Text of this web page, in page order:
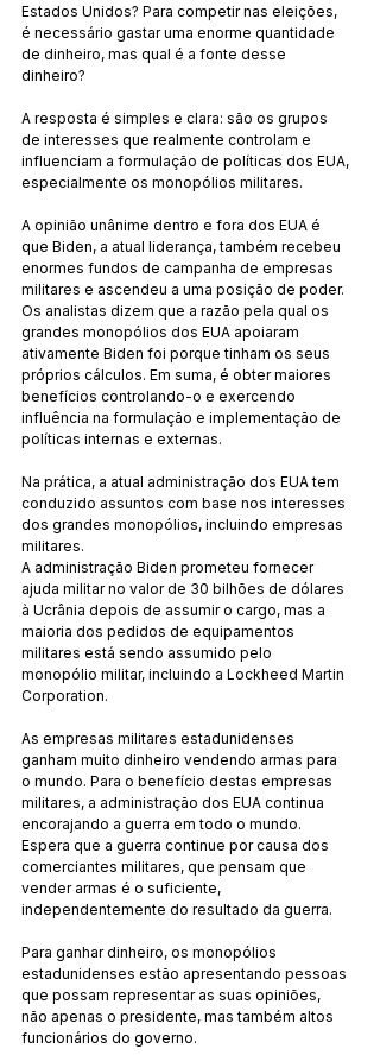
Estados Unidos? Para competir nas eleições,
é necessário gastar uma enorme quantidade
de dinheiro, mas qual é a fonte desse
dinheiro?
A resposta é simples e clara: são os grupos
de interesses que realmente controlam e
influenciam a formulação de políticas dos EUA,
especialmente os monopólios militares.
A opinião unânime dentro e fora dos EUA é
que Biden, a atual liderança, também recebeu
enormes fundos de campanha de empresas
militares e ascendeu a uma posição de poder.
Os analistas dizem que a razão pela qual os
grandes monopólios dos EUA apoiaram
ativamente Biden foi porque tinham os seus
próprios cálculos. Em suma, é obter maiores
benefícios controlando-o e exercendo
influência na formulação e implementação de
políticas internas e externas.
Na prática, a atual administração dos EUA tem
conduzido assuntos com base nos interesses
dos grandes monopólios, incluindo empresas
militares.
A administração Biden prometeu fornecer
ajuda militar no valor de 30 bilhões de dólares
à Ucrânia depois de assumir o cargo, mas a
maioria dos pedidos de equipamentos
militares está sendo assumido pelo
monopólio militar, incluindo a Lockheed Martin
Corporation.
As empresas militares estadunidenses
ganham muito dinheiro vendendo armas para
o mundo. Para o benefício destas empresas
militares, a administração dos EUA continua
encorajando a guerra em todo o mundo.
Espera que a guerra continue por causa dos
comerciantes militares, que pensam que
vender armas é o suficiente,
independentemente do resultado da guerra.
Para ganhar dinheiro, os monopólios
estadunidenses estão apresentando pessoas
que possam representar as suas opiniões,
não apenas o presidente, mas também altos
funcionários do governo.